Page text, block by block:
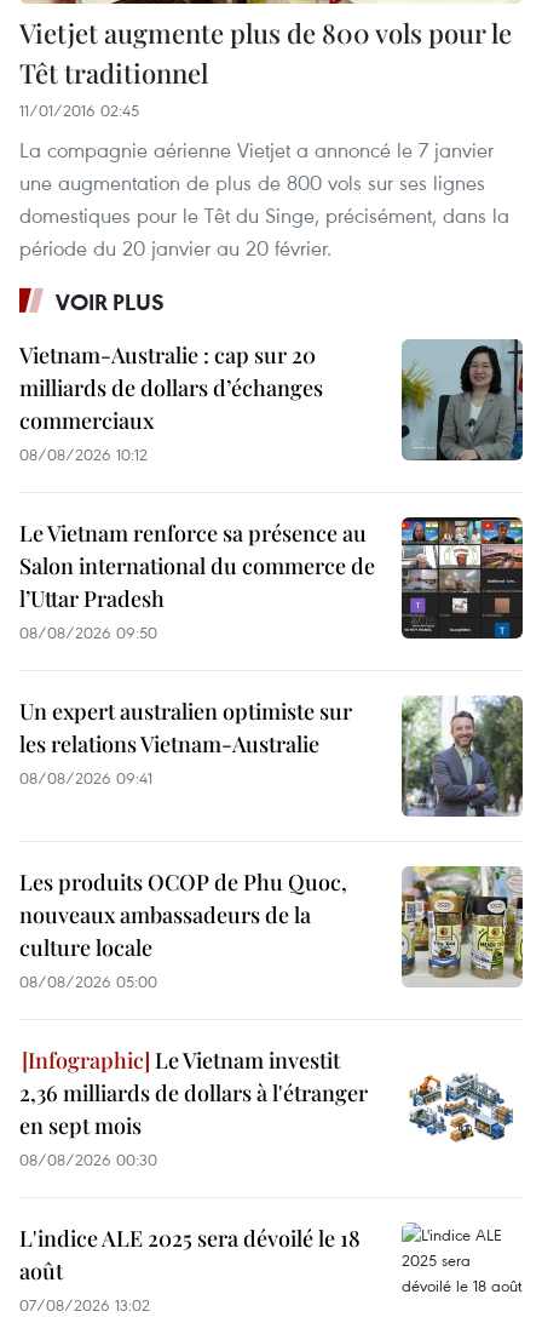
Vietjet augmente plus de 800 vols pour le
Têt traditionnel
11/01/2016 02:45
La compagnie aérienne Vietjet a annoncé le 7 janvier
une augmentation de plus de 800 vols sur ses lignes
domestiques pour le Têt du Singe, précisément, dans la
période du 20 janvier au 20 février.
VOIR PLUS
Vietnam-Australie : cap sur 20
milliards de dollars d’échanges
commerciaux
08/08/2026 10:12
Le Vietnam renforce sa présence au
Salon international du commerce de
l’Uttar Pradesh
08/08/2026 09:50
Un expert australien optimiste sur
les relations Vietnam-Australie
08/08/2026 09:41
Les produits OCOP de Phu Quoc,
nouveaux ambassadeurs de la
culture locale
08/08/2026 05:00
Le Vietnam investit
2,36 milliards de dollars à l'étranger
en sept mois
08/08/2026 00:30
L'indice ALE 2025 sera dévoilé le 18
août
07/08/2026 13:02